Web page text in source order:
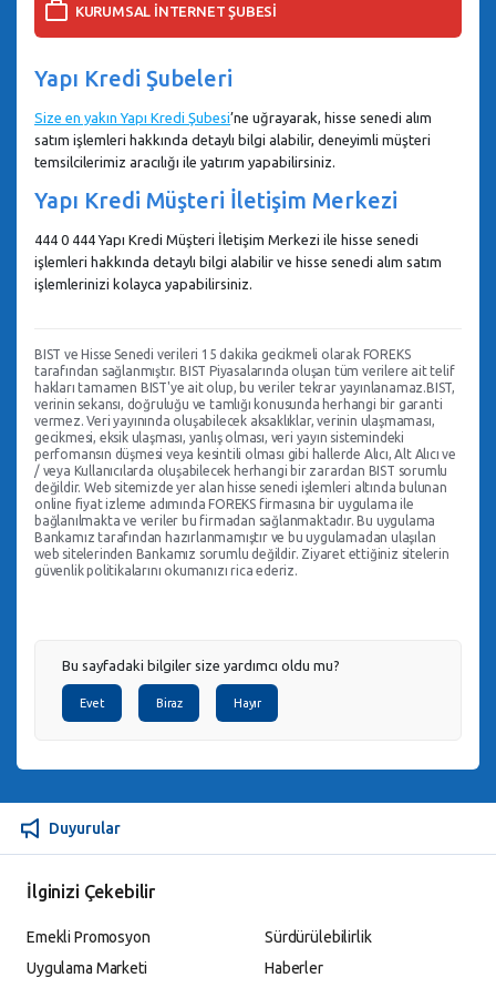
KURUMSAL İNTERNET ŞUBESİ
Yapı Kredi Şubeleri
Size en yakın Yapı Kredi Şubesi’ne uğrayarak, hisse senedi alım
satım işlemleri hakkında detaylı bilgi alabilir, deneyimli müşteri
temsilcilerimiz aracılığı ile yatırım yapabilirsiniz.
Yapı Kredi Müşteri İletişim Merkezi
444 0 444 Yapı Kredi Müşteri İletişim Merkezi ile hisse senedi
işlemleri hakkında detaylı bilgi alabilir ve hisse senedi alım satım
işlemlerinizi kolayca yapabilirsiniz.
BIST ve Hisse Senedi verileri 15 dakika gecikmeli olarak FOREKS
tarafından sağlanmıştır. BIST Piyasalarında oluşan tüm verilere ait telif
hakları tamamen BIST'ye ait olup, bu veriler tekrar yayınlanamaz.BIST,
verinin sekansı, doğruluğu ve tamlığı konusunda herhangi bir garanti
vermez. Veri yayınında oluşabilecek aksaklıklar, verinin ulaşmaması,
gecikmesi, eksik ulaşması, yanlış olması, veri yayın sistemindeki
perfomansın düşmesi veya kesintili olması gibi hallerde Alıcı, Alt Alıcı ve
/ veya Kullanıcılarda oluşabilecek herhangi bir zarardan BIST sorumlu
değildir. Web sitemizde yer alan hisse senedi işlemleri altında bulunan
online fiyat izleme adımında FOREKS firmasına bir uygulama ile
bağlanılmakta ve veriler bu firmadan sağlanmaktadır. Bu uygulama
Bankamız tarafından hazırlanmamıştır ve bu uygulamadan ulaşılan
web sitelerinden Bankamız sorumlu değildir. Ziyaret ettiğiniz sitelerin
güvenlik politikalarını okumanızı rica ederiz.
Bu sayfadaki bilgiler size yardımcı oldu mu?
Evet Biraz Hayır
Duyurular
İlginizi Çekebilir
Emekli Promosyon
Uygulama Marketi
Sürdürülebilirlik
Haberler